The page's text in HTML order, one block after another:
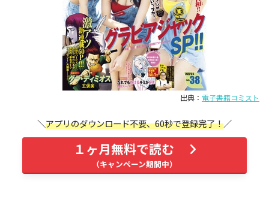
出典： 電子書籍コミスト
アプリのダウンロード不要、60秒で登録完了！
１ヶ月無料で読む